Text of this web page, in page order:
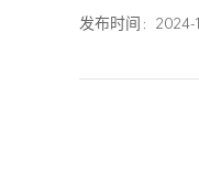
发布时间：